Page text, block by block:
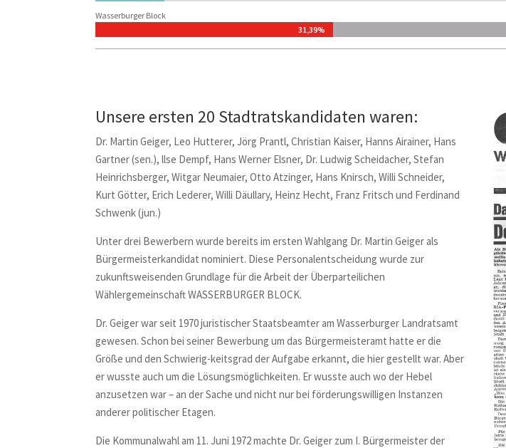
Wasserburger Block
31,39%
31,39%
Unsere ersten 20 Stadtratskandidaten waren:
Dr. Martin Geiger, Leo Hutterer, Jörg Prantl, Christian Kaiser, Hanns Airainer, Hans
Gartner (sen.), llse Dempf, Hans Werner Elsner, Dr. Ludwig Scheidacher, Stefan
Heinrichsberger, Witgar Neumaier, Otto Atzinger, Hans Knirsch, Willi Schneider,
Kurt Götter, Erich Lederer, Willi Däullary, Heinz Hecht, Franz Fritsch und Ferdinand
Schwenk (jun.)
Unter drei Bewerbern wurde bereits im ersten Wahlgang Dr. Martin Geiger als
Bürgermeisterkandidat nominiert. Diese Personalentscheidung wurde zur
zukunftsweisenden Grundlage für die Arbeit der Überparteilichen
WählergemeinschaftWASSERBURGER BLOCK.
Dr. Geiger war seit 1970 juristischer Staatsbeamter am Wasserburger Landratsamt
gewesen. Schon bei seiner Bewerbung um das Bürgermeisteramt hatte er die
Größe und den Schwierig-keitsgrad der Aufgabe erkannt, die hier gestellt war. Aber
er wusste auch um die Lösungsmöglichkeiten. Er wusste auch wo der Hebel
anzusetzen war – an der Sache und nicht nur bei förderungswilligen Instanzen
anderer politischer Etagen.
Die Kommunalwahl am 11. Juni 1972 machte Dr. Geiger zum I. Bürgermeister der